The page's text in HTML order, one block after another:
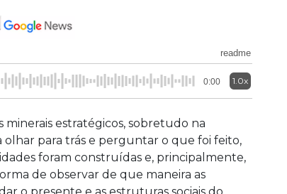
readme
0:00 1.0x
estratégicos, sobretudo na
para trás e perguntar o que foi feito,
foram construídas e, principalmente,
de observar de que maneira as
o presente e as estruturas sociais do